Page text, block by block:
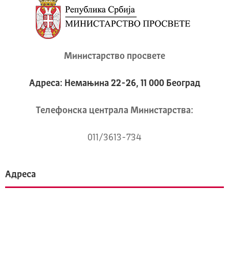
Министарство просвете
Адреса: Немањина 22-26, 11 000 Београд
Телeфонска централа Mинистарства:
011/3613-734
Адреса